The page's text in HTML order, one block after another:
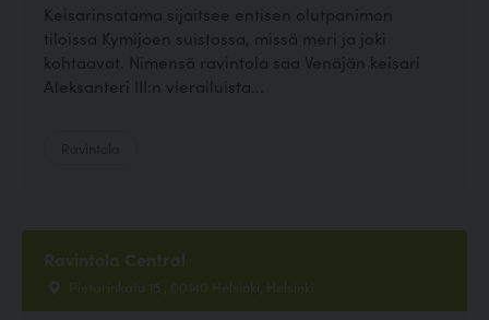
Keisarinsatama sijaitsee entisen olutpanimon
tiloissa Kymijoen suistossa, missä meri ja joki
kohtaavat. Nimensä ravintola saa Venäjän keisari
Aleksanteri III:n vierailuista...
Ravintola Central
Pietarinkatu 15 , 00140 Helsinki, Helsinki